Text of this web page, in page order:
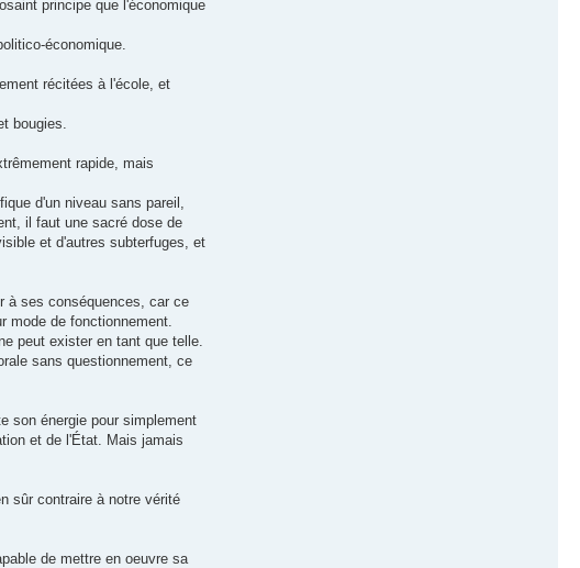
principe que l'économique
économique.
récitées à l'école, et
bougies.
rapide, mais
d'un niveau sans pareil,
il faut une sacré dose de
et d'autres subterfuges, et
à ses conséquences, car ce
mode de fonctionnement.
peut exister en tant que telle.
sans questionnement, ce
son énergie pour simplement
et de l'État. Mais jamais
sûr contraire à notre vérité
de mettre en oeuvre sa